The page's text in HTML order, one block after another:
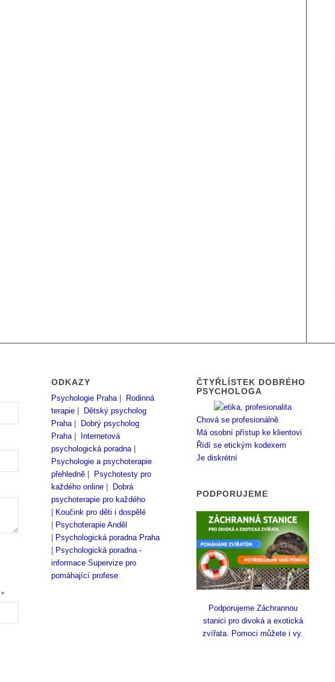
*
ODKAZY
Psychologie Praha|
Rodinná
terapie
Dětský psycholog
Praha|
Dobrý psycholog
Praha|
Internetová
psychologická poradna|
Psychologie a psychoterapie
přehledně
Psychotesty pro
každého online
Dobrá
psychoterapie pro každého
Koučink pro děti i dospělé
Psychoterapie Anděl
Psychologická poradna Praha
Psychologická poradna -
informace Supervize pro
pomáhající profese
ČTYŘLÍSTEK DOBRÉHO
PSYCHOLOGA
Chová se profesionálně
Má osobní přístup ke klientovi
Řídí se etickým kodexem
Je diskrétní
PODPORUJEME
Podporujeme Záchrannou
stanici pro divoká a exotická
zvířata. Pomoci můžete i vy.